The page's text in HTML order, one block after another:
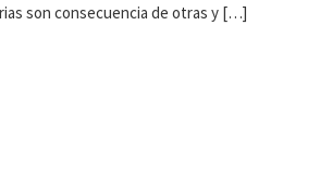
son consecuencia de otras y […]